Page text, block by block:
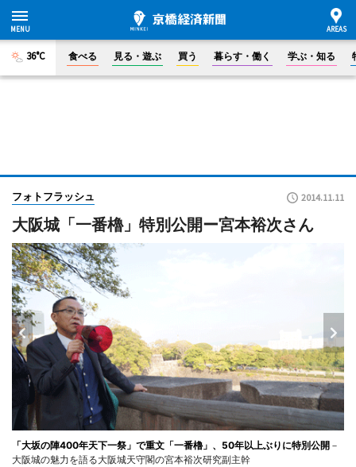
36°C 食べる 見る・遊ぶ 買う 暮らす・働く 学ぶ・知る
フォトフラッシュ 2014.11.11
大阪城「一番櫓」特別公開ー宮本裕次さん
「大坂の陣400年天下一祭」で重文「一番櫓」、50年以上ぶりに特別公開 －
大阪城の魅力を語る大阪城天守閣の宮本裕次研究副主幹